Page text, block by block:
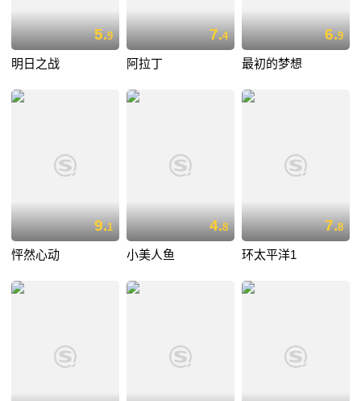
5.9
明日之战
7.4
阿拉丁
6.9
最初的梦想
9.1
怦然心动
4.8
小美人鱼
7.8
环太平洋1